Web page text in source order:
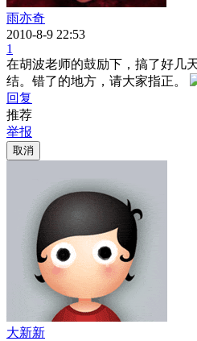
雨亦奇
2010-8-9 22:53
1
在胡波老师的鼓励下，搞了好几
结。错了的地方，请大家指正。
回复
推荐
举报
取消
大新新